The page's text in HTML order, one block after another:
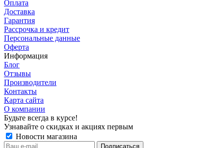
Оплата
Доставка
Гарантия
Рассрочка и кредит
Персональные данные
Оферта
Информация
Блог
Отзывы
Производители
Контакты
Карта сайта
О компании
Будьте всегда в курсе!
Узнавайте о скидках и акциях первым
Новости магазина